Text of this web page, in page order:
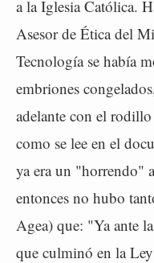
a la Iglesia Católica.
Asesor de Ética del
Tecnología se había
embriones
adelante con el
como se lee en el
ya era un "horrendo"
entonces no hubo
Agea) que: "Ya ante
que culminó en la